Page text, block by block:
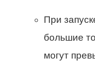
При
большие
могут